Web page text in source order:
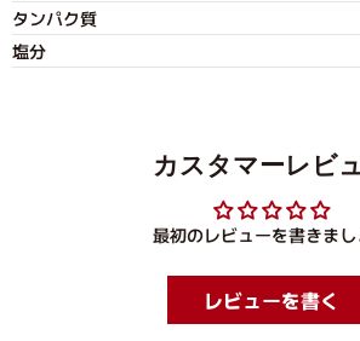
タンパク質
塩分
カスタマーレビ
最初のレビューを書きまし
レビューを書く